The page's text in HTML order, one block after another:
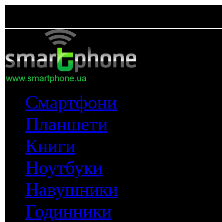
Смартфони
Планшети
Книги
Ноутбуки
Навушники
Годинники